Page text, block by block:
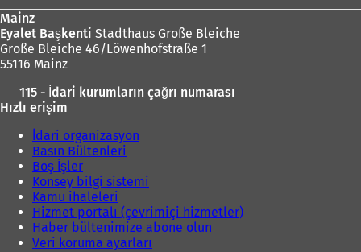
Mainz
Eyalet Başkenti Stadthaus Große Bleiche
Große Bleiche 46/Löwenhofstraße 1
55116 Mainz
115 - İdari kurumların çağrı numarası
Hızlı erişim
İdari organizasyon
Basın Bültenleri
Boş İşler
Konsey bilgi sistemi
Kamu ihaleleri
Hizmet portalı (çevrimiçi hizmetler)
Haber bültenimize abone olun
Veri koruma ayarları